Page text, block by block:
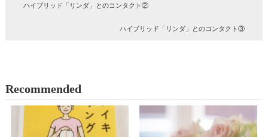
ハイブリッド「リンダ」とのコンタクト②
ハイブリッド「リンダ」とのコンタクト③
Recommended